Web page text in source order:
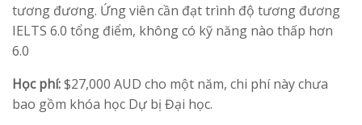
tương đương. Ứng viên cần đạt trình độ tương đương
IELTS 6.0 tổng điểm, không có kỹ năng nào thấp hơn
6.0
Học phí:$27,000 AUD cho một năm, chi phí này chưa
bao gồm khóa học Dự bị Đại học.